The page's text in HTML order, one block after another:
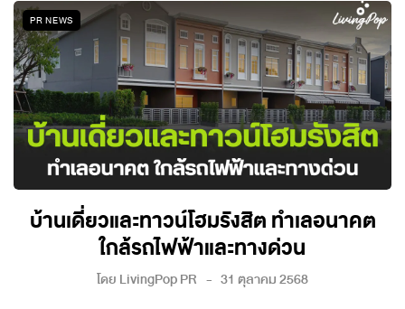
PR NEWS
บ้านเดี่ยวและทาวน์โฮมรังสิต ทำเลอนาคต
ใกล้รถไฟฟ้าและทางด่วน
โดย LivingPop PR 31 ตุลาคม 2568